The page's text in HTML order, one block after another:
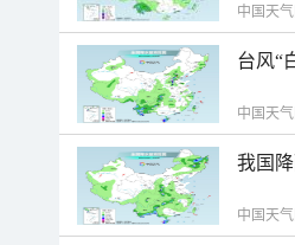
中国天气
台风“
中国天气
我国
中国天气